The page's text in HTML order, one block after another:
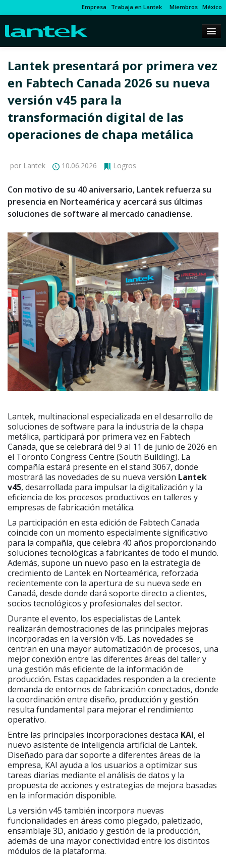
Empresa Trabaja en Lantek Miembros México
Lantek presentará por primera vez
en Fabtech Canada 2026 su nueva
versión v45 para la
transformación digital de las
operaciones de chapa metálica
por Lantek 10.06.2026 Logros
Con motivo de su 40 aniversario, Lantek refuerza su
presencia en Norteamérica y acercará sus últimas
soluciones de software al mercado canadiense.
Lantek, multinacional especializada en el desarrollo de
soluciones de software para la industria de la chapa
metálica, participará por primera vez en Fabtech
Canada, que se celebrará del 9 al 11 de junio de 2026 en
el Toronto Congress Centre (South Building). La
compañía estará presente en el stand 3067, donde
mostrará las novedades de su nueva versión Lantek
v45, desarrollada para impulsar la digitalización y la
eficiencia de los procesos productivos en talleres y
empresas de fabricación metálica.
La participación en esta edición de Fabtech Canada
coincide con un momento especialmente significativo
para la compañía, que celebra 40 años proporcionando
soluciones tecnológicas a fabricantes de todo el mundo.
Además, supone un nuevo paso en la estrategia de
crecimiento de Lantek en Norteamérica, reforzada
recientemente con la apertura de su nueva sede en
Canadá, desde donde dará soporte directo a clientes,
socios tecnológicos y profesionales del sector.
Durante el evento, los especialistas de Lantek
realizarán demostraciones de las principales mejoras
incorporadas en la versión v45. Las novedades se
centran en una mayor automatización de procesos, una
mejor conexión entre las diferentes áreas del taller y
una gestión más eficiente de la información de
producción. Estas capacidades responden a la creciente
demanda de entornos de fabricación conectados, donde
la coordinación entre diseño, producción y gestión
resulta fundamental para mejorar el rendimiento
operativo.
Entre las principales incorporaciones destaca KAI, el
nuevo asistente de inteligencia artificial de Lantek.
Diseñado para dar soporte a diferentes áreas de la
empresa, KAI ayuda a los usuarios a optimizar sus
tareas diarias mediante el análisis de datos y la
propuesta de acciones y estrategias de mejora basadas
en la información disponible.
La versión v45 también incorpora nuevas
funcionalidades en áreas como plegado, paletizado,
ensamblaje 3D, anidado y gestión de la producción,
además de una mayor conectividad entre los distintos
módulos de la plataforma.